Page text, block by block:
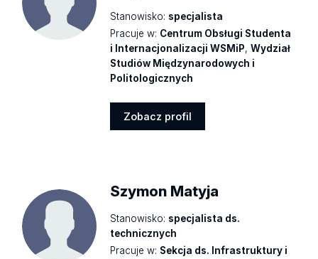
Stanowisko: specjalista
Pracuje w: Centrum Obsługi Studenta
i Internacjonalizacji WSMiP,Wydział
Studiów Międzynarodowych i
Politologicznych
Zobacz profil
Szymon Matyja
Stanowisko: specjalista ds.
technicznych
Pracuje w: Sekcja ds. Infrastruktury i